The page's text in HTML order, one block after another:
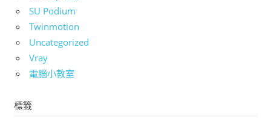
SU Podium
Twinmotion
Uncategorized
Vray
電腦小教室
標籤